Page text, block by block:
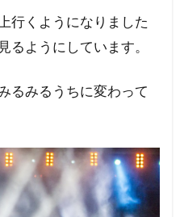
行くようになりました
るようにしています。
るみるうちに変わって